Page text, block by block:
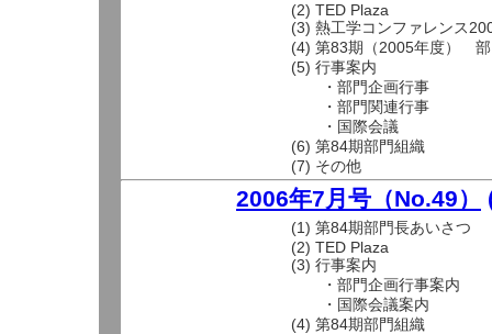
(2) TED Plaza
(3) 熱工学コンファレンス
(4) 第83期（2005年度） 部
(5) 行事案内
・部門企画行事
・部門関連行事
・国際会議
(6) 第84期部門組織
(7) その他
2006年7月号（No.49）
(1) 第84期部門長あいさつ
(2) TED Plaza
(3) 行事案内
・部門企画行事案内
・国際会議案内
(4) 第84期部門組織